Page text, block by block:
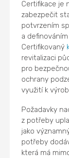
Certifikace je
zabezpečit
potvrzením
a
Certifikovaný
revitalizaci
pro
ochrany
využití k
Požadavky
z potřeby
jako
potřeby
která má